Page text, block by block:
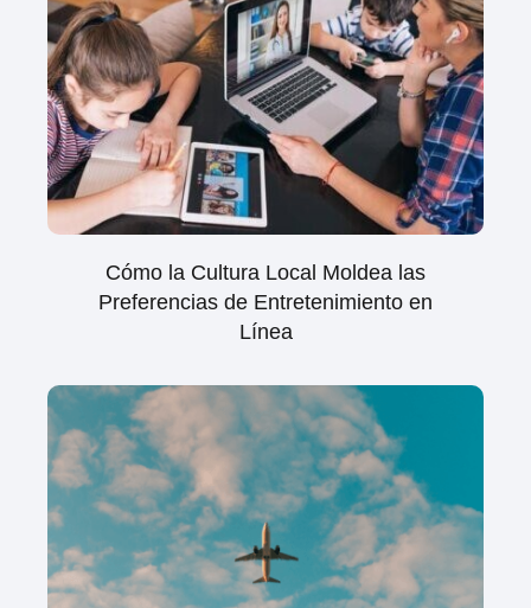
Cómo la Cultura Local Moldea las
Preferencias de Entretenimiento en
Línea